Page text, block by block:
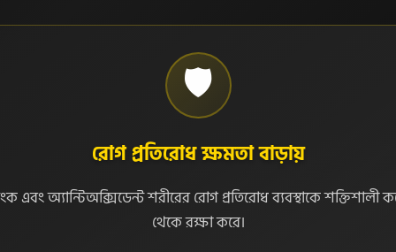
🛡️
রোগ প্রতিরোধ ক্ষমতা বাড়ায়
এবং অ্যান্টিঅক্সিডেন্ট শরীরের রোগ প্রতিরোধ ব্যবস্থাকে শক্তিশালী
থেকে রক্ষা করে।